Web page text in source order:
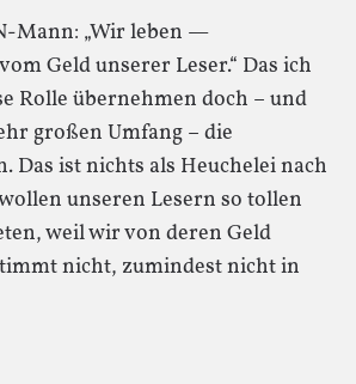
Mann: „Wir leben —
Geld unserer Leser.“ Das ich
Rolle übernehmen doch – und
großen Umfang – die
Das ist nichts als Heuchelei nach
unseren Lesern so tollen
weil wir von deren Geld
nicht, zumindest nicht in